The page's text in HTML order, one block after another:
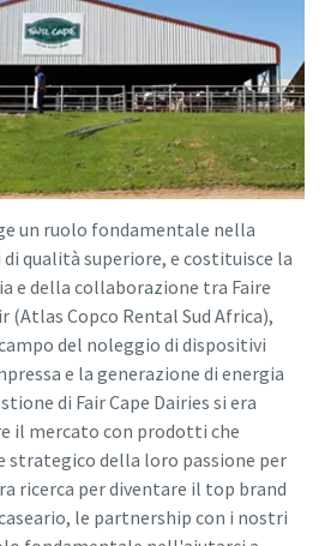
un ruolo fondamentale nella
qualità superiore, e costituisce la
e della collaborazione tra Faire
(Atlas Copco Rental Sud Africa),
del noleggio di dispositivi
e la generazione di energia
di Fair Cape Dairies si era
il mercato con prodotti che
strategico della loro passione per
ricerca per diventare il top brand
le partnership con i nostri